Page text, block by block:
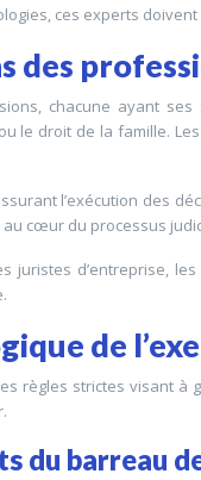
ces experts
des
chacune ayant
le droit de la famille.
l’exécution des
cœur du processus
juristes d’entreprise,
de
règles strictes visant
du barreau